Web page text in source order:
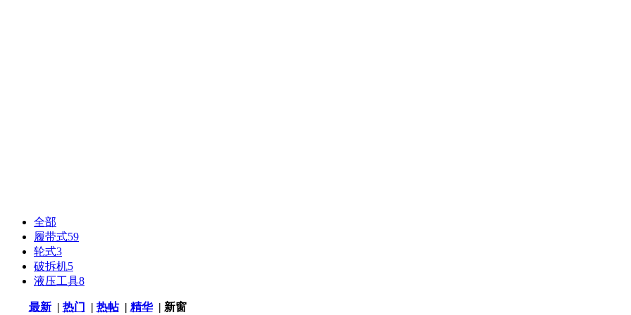
全部
履带式59
轮式3
破拆机5
液压工具8
最新 | 热门 | 热帖 | 精华 | 新窗